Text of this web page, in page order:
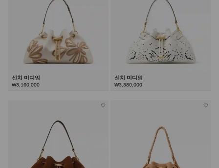
신치 미디엄
₩3,160,000
신치 미디엄
₩3,380,000